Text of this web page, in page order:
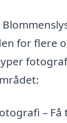
for flere
– Få